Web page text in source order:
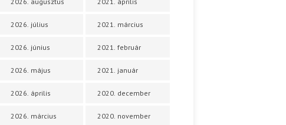
2026. július
2026. június
2026. május
2026. április
2026. március
2021. március
2021. február
2021. január
2020. december
2020. november